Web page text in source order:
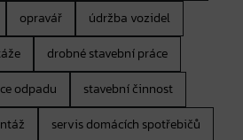
opravář
údržba vozidel
drobné stavební práce
odpadu
stavební činnost
servis domácích spotřebičů